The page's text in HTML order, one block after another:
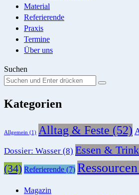
Material
Referierende
Praxis
Termine
Über uns
Suchen
Suchen
nach:
Suche
Kategorien
Allgemein (1) Alltag & Feste (52)
Dossier: Wasser (8) Essen &
(34) Referierende (7)
Magazin